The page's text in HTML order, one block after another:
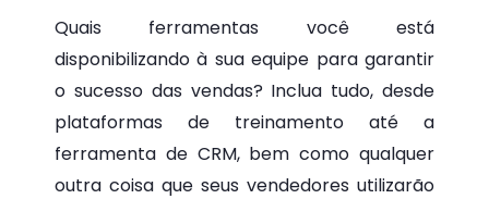
Quais ferramentas você está
disponibilizando à sua equipe para garantir
o sucesso das vendas? Inclua tudo, desde
plataformas de treinamento até a
ferramenta de CRM, bem como qualquer
outra coisa que seus vendedores utilizarão